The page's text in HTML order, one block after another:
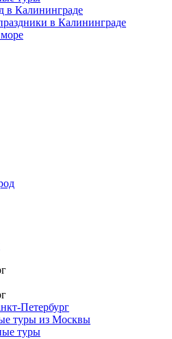
в Калининграде
в Калининграде
Петербург
туры из Москвы
туры